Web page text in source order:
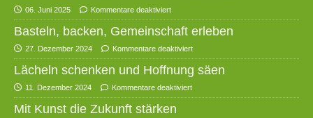
06. Juni 2025 Kommentare deaktiviert
Basteln, backen, Gemeinschaft erleben
27. Dezember 2024 Kommentare deaktiviert
Lächeln schenken und Hoffnung säen
11. Dezember 2024 Kommentare deaktiviert
Mit Kunst die Zukunft stärken